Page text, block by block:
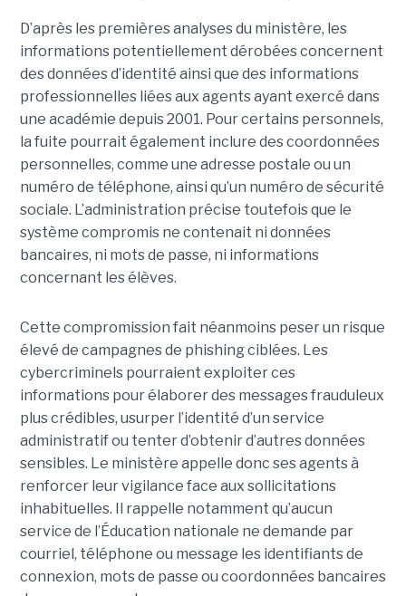
D’après les premières analyses du ministère, les
informations potentiellement dérobées concernent
des données d’identité ainsi que des informations
professionnelles liées aux agents ayant exercé dans
une académie depuis 2001. Pour certains personnels,
la fuite pourrait également inclure des coordonnées
personnelles, comme une adresse postale ou un
numéro de téléphone, ainsi qu’un numéro de sécurité
sociale. L’administration précise toutefois que le
système compromis ne contenait ni données
bancaires, ni mots de passe, ni informations
concernant les élèves.
Cette compromission fait néanmoins peser un risque
élevé de campagnes de phishing ciblées. Les
cybercriminels pourraient exploiter ces
informations pour élaborer des messages frauduleux
plus crédibles, usurper l’identité d’un service
administratif ou tenter d’obtenir d’autres données
sensibles. Le ministère appelle donc ses agents à
renforcer leur vigilance face aux sollicitations
inhabituelles. Il rappelle notamment qu’aucun
service de l’Éducation nationale ne demande par
courriel, téléphone ou message les identifiants de
connexion, mots de passe ou coordonnées bancaires